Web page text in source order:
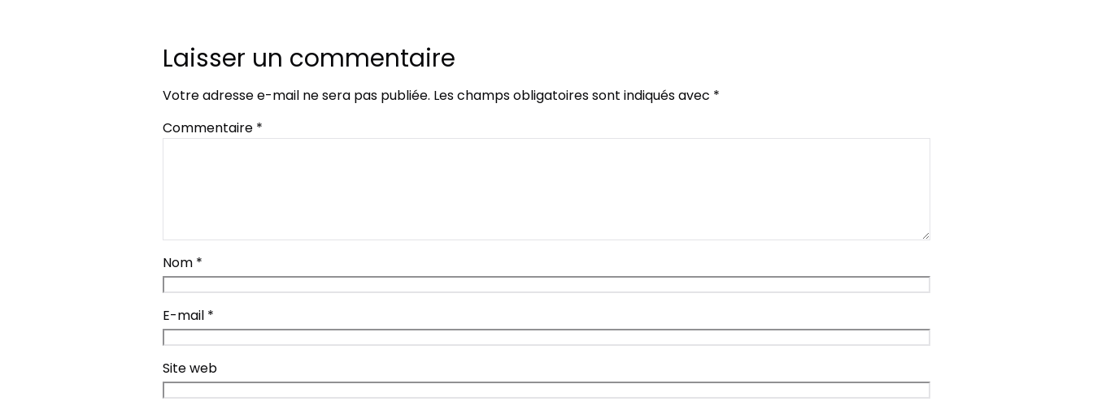
Laisser un commentaire
Votre adresse e-mail ne sera pas publiée. Les champs obligatoires sont indiqués avec *
Commentaire *
Nom *
E-mail *
Site web